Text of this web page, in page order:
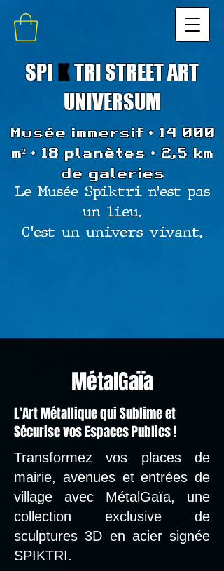
SPIKTRI STREET ART
UNIVERSUM
Musée immersif • 14 000
m² • 18 planètes • 2,5 km
de galeries
Le Musée Spiktri n’est pas
un lieu.
C’est un univers vivant.
MétalGaïa
L’Art Métallique qui Sublime et
Sécurise vos Espaces Publics !
Transformez vos places de
mairie, avenues et entrées de
village avec MétalGaïa, une
collection exclusive de
sculptures 3D en acier signée
SPIKTRI.